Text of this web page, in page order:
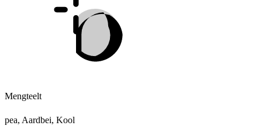
Mengteelt
pea, Aardbei, Kool